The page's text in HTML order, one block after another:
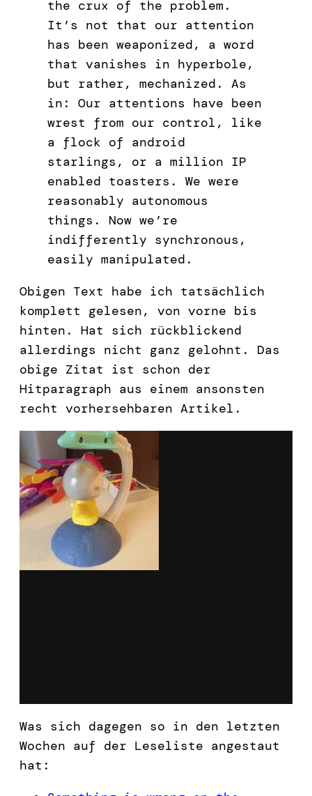
the crux of the problem.
It’s not that our attention
has been weaponized, a word
that vanishes in hyperbole,
but rather, mechanized. As
in: Our attentions have been
wrest from our control, like
a flock of android
starlings, or a million IP
enabled toasters. We were
reasonably autonomous
things. Now we’re
indifferently synchronous,
easily manipulated.
Obigen Text habe ich tatsächlich
komplett gelesen, von vorne bis
hinten. Hat sich rückblickend
allerdings nicht ganz gelohnt. Das
obige Zitat ist schon der
Hitparagraph aus einem ansonsten
recht vorhersehbaren Artikel.
Was sich dagegen so in den letzten
Wochen auf der Leseliste angestaut
hat: